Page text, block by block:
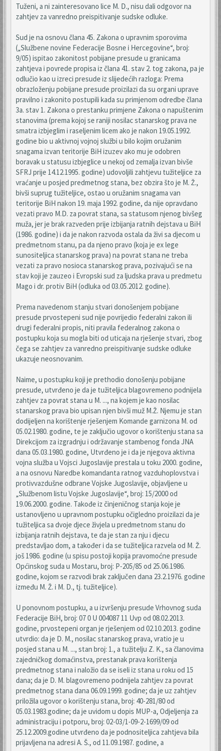
Tuženi, a ni zainteresovano lice M. D., nisu dali odgovor na
zahtjev za vanredno preispitivanje sudske odluke.
Sud je na osnovu člana 45. Zakona o upravnim sporovima
(„Službene novine Federacije Bosne i Hercegovine“, broj:
9/05) ispitao zakonitost pobijane presude u granicama
zahtjeva i povrede propisa iz člana 41. stav 2. tog zakona, pa je
odlučio kao u izreci presude iz slijedećih razloga: Prema
obrazloženju pobijane presude proizilazi da su organi uprave
pravilno i zakonito postupili kada su primjenom odredbe člana
3a. stav 1. Zakona o prestanku primjene Zakona o napuštenim
stanovima (prema kojoj se raniji nosilac stanarskog prava ne
smatra izbjeglim i raseljenim licem ako je nakon 19.05.1992.
godine bio u aktivnoj vojnoj službi u bilo kojim oružanim
snagama izvan teritorije BiH izuzev ako mu je odobren
boravak u statusu izbjeglice u nekoj od zemalja izvan bivše
SFRJ prije 14.12.1995. godine) udovoljili zahtjevu tužiteljice za
vraćanje u posjed predmetnog stana, bez obzira što je M. Ž.,
bivši suprug tužiteljice, ostao u oružanim snagama van
teritorije BiH nakon 19. maja 1992. godine, da nije opravdano
vezati pravo M.D. za povrat stana, sa statusom njenog bivšeg
muža, jer je brak razveden prije izbijanja ratnih dejstava u BiH
(1986. godine) i da je nakon razvoda ostala da živi sa djecom u
predmetnom stanu, pa da njeno pravo (koja je ex lege
sunositeljica stanarskog prava) na povrat stana ne treba
vezati za pravo nosioca stanarskog prava, pozivajući se na
stav koji je zauzeo i Evropski sud za ljudska prava u predmetu
Mago i dr. protiv BiH (odluka od 03.05.2012. godine).
Prema navedenom stanju stvari donošenjem pobijane
presude prvostepeni sud nije povrijedio federalni zakon ili
drugi federalni propis, niti pravila federalnog zakona o
postupku koja su mogla biti od uticaja na rješenje stvari, zbog
čega se zahtjev za vanredno preispitivanje sudske odluke
ukazuje neosnovanim.
Naime, u postupku koji je prethodio donošenju pobijane
presude, utvrđeno je da je tužiteljica blagovremeno podnijela
zahtjev za povrat stana u M. ..., na kojem je kao nosilac
stanarskog prava bio upisan njen bivši muž M.Ž. Njemu je stan
dodijeljen na korištenje rješenjem Komande garnizona M. od
05.02.1980. godine, te je zaključio ugovor o korištenju stana sa
Direkcijom za izgradnju i održavanje stambenog fonda JNA
dana 05.03.1980. godine, Utvrđeno je i da je njegova aktivna
vojna služba u Vojsci Jugoslavije prestala u toku 2000. godine,
a na osnovu Naredbe komandanta ratnog vazduhoplovstva i
protivvazdušne odbrane Vojske Jugoslavije, objavljene u
„Službenom listu Vojske Jugoslavije“, broj: 15/2000 od
19.06.2000. godine. Takođe iz činjeničnog stanja koje je
ustanovljeno u upravnom postupku očigledno proizilazi da je
tužiteljica sa dvoje djece živjela u predmetnom stanu do
izbijanja ratnih dejstava, te da je stan za nju i djecu
predstavljao dom, a također i da se tužiteljica razvela od M. Ž.
još 1986. godine (u spisu postoji kopija pravomoćne presude
Općinskog suda u Mostaru, broj: P-205/85 od 25.06.1986.
godine, kojom se razvodi brak zaključen dana 23.2.1976. godine
između M. Ž. i M. D., tj. tužiteljice).
U ponovnom postupku, a u izvršenju presude Vrhovnog suda
Federacije BiH, broj: 07 0 U 004087 11 Uvp od 08.02.2013.
godine, prvostepeni organ je rješenjem od 02.10.2013. godine
utvrdio: da je D. M., nosilac stanarskog prava, vratio je u
posjed stana u M. ..., stan broj: 1., a tužitelju Z. K., sa članovima
zajedničkog domaćinstva, prestanak prava korištenja
predmetnog stana i naložio da se iseli iz stana u roku od 15
dana; da je D. M. blagovremeno podnijela zahtjev za povrat
predmetnog stana dana 06.09.1999. godine; da je uz zahtjev
priložila ugovor o korištenju stana, broj: 40-281/80 od
05.03.1983.godine; da je uvidom u dopis MUP-a, Odjeljenja za
administraciju i potporu, broj: 02-03/1-09-2-1699/09 od
25.12.2009.godine utvrđeno da je podnositeljica zahtjeva bila
prijavljena na adresi A. Š., od 11.09.1987. godine, a